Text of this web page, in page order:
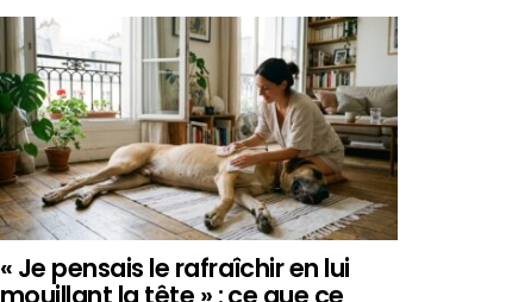
« Je pensais le rafraîchir en lui